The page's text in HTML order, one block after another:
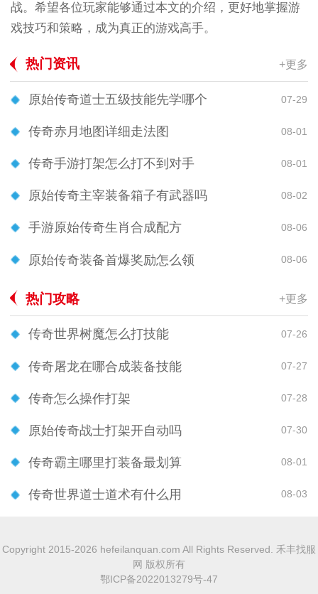
战。希望各位玩家能够通过本文的介绍，更好地掌握游
戏技巧和策略，成为真正的游戏高手。
热门资讯 +更多
原始传奇道士五级技能先学哪个 07-29
传奇赤月地图详细走法图 08-01
传奇手游打架怎么打不到对手 08-01
原始传奇主宰装备箱子有武器吗 08-02
手游原始传奇生肖合成配方 08-06
原始传奇装备首爆奖励怎么领 08-06
热门攻略 +更多
传奇世界树魔怎么打技能 07-26
传奇屠龙在哪合成装备技能 07-27
传奇怎么操作打架 07-28
原始传奇战士打架开自动吗 07-30
传奇霸主哪里打装备最划算 08-01
传奇世界道士道术有什么用 08-03
Copyright 2015-2026 hefeilanquan.com All Rights Reserved. 禾丰找服
网 版权所有
鄂ICP备2022013279号-47